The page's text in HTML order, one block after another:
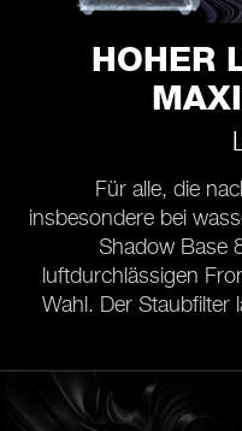
HOHER
Für alle, die
insbesondere bei
Shadow Base
luftdurchlässigen
Wahl. Der Staubfilter